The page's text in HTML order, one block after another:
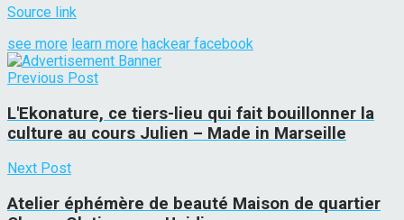
Source link
see more learn more hackear facebook
Previous Post
L'Ekonature, ce tiers-lieu qui fait bouillonner la
culture au cours Julien – Made in Marseille
Next Post
Atelier éphémère de beauté Maison de quartier